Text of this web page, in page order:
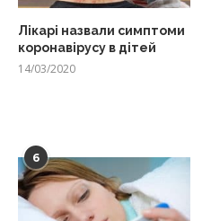
Лікарі назвали симптоми
коронавірусу в дітей
14/03/2020
6